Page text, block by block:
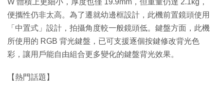
便攜性仍非太高。為了遷就幼邊框設計，此機前置鏡頭使用
「中置式」設計，拍攝角度較一般鏡頭低。鍵盤方面，此機
所使用的 RGB 背光鍵盤，已可支援逐個按鍵修改背光色
彩，讓用戶能自由組合更多變化的鍵盤背光效果。
【熱門話題】